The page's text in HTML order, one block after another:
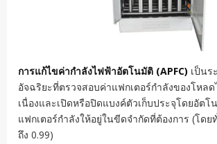
การแก้ไขค่ากำลังไฟฟ้าอัตโนมัติ (APFC) เป็น
อัจฉริยะที่ตรวจสอบค่าแฟกเตอร์กำลังของโหล
เนื่องและเปิดหรือปิดแบงค์ตัวเก็บประจุโดยอัตโ
แฟกเตอร์กำลังให้อยู่ในขีดจำกัดที่ต้องการ (โดย
ถึง 0.99)